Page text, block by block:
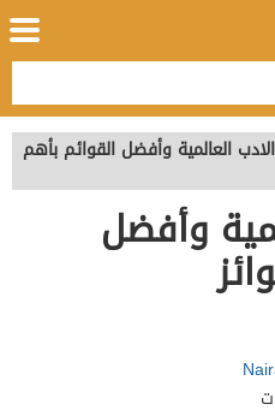
العالمية وأفضل القوائم بأهم
وأفضل